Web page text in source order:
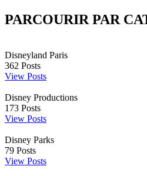
PARCOURIR PAR
Disneyland Paris
362 Posts
View Posts
Disney Productions
173 Posts
View Posts
Disney Parks
79 Posts
View Posts